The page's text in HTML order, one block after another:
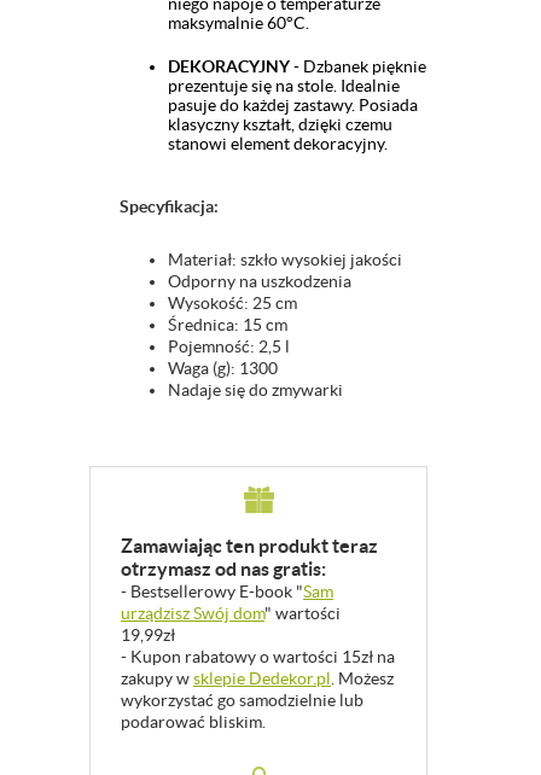
niego napoje o temperaturze
maksymalnie 60°C.
DEKORACYJNY- Dzbanek pięknie
prezentuje się na stole. Idealnie
pasuje do każdej zastawy. Posiada
klasyczny kształt, dzięki czemu
stanowi element dekoracyjny.
Specyfikacja:
Materiał: szkło wysokiej jakości
Odporny na uszkodzenia
Wysokość: 25 cm
Średnica: 15 cm
Pojemność: 2,5 l
Waga (g): 1300
Nadaje się do zmywarki
Zamawiając ten produkt teraz
otrzymasz od nas gratis:
- Bestsellerowy E-book "Sam
urządzisz Swój dom" wartości
19,99zł
- Kupon rabatowy o wartości 15zł na
zakupy wsklepie Dedekor.pl. Możesz
wykorzystać go samodzielnie lub
podarować bliskim.